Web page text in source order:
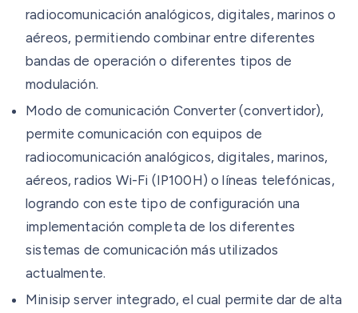
radiocomunicación analógicos, digitales, marinos o
aéreos, permitiendo combinar entre diferentes
bandas de operación o diferentes tipos de
modulación.
Modo de comunicación Converter (convertidor),
permite comunicación con equipos de
radiocomunicación analógicos, digitales, marinos,
aéreos, radios Wi-Fi (IP100H) o líneas telefónicas,
logrando con este tipo de configuración una
implementación completa de los diferentes
sistemas de comunicación más utilizados
actualmente.
Minisip server integrado, el cual permite dar de alta